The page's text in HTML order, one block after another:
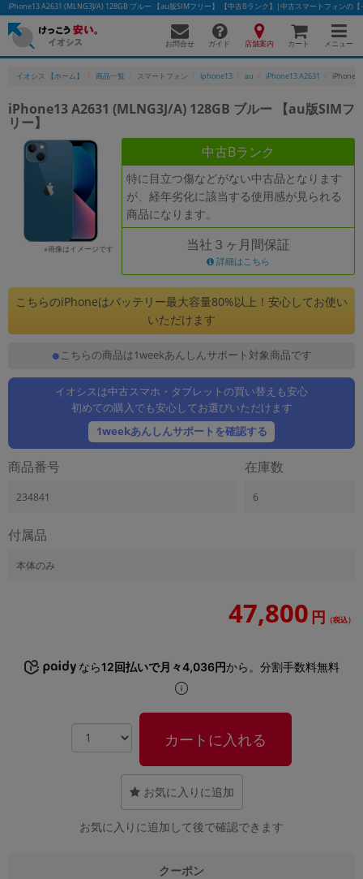
iPhone13 A2631 (MLNG3J/A) 128GB ブルー 【au版SIMフリー】 【中古Bランク】|中古スマートフォンの【
お問合せ ガイド 店舗案内 カート メニュー
イオシス 【ホーム】 商品一覧 スマートフォン iphone13 au iPhone13 A2631
iPhone13 A2631 (MLNG3J/A) 128GB ブルー 【au版SIMフ
リー】
※画像はイメージです
中古Bランク
特に目立つ傷などがない中古品となります
が、経年劣化に該当する使用感が見られる
商品になります。
当社３ヶ月間保証
詳細はこちら
こちらのiPhoneはバッテリー最大容量80%以上！安心してお使い
いただけます
こちらの商品は1weekあんしんサポート対象商品です
イオシスは中古スマホ・タブレットの買い替えも安心
初めての購入でも安心してお選びいただけます
1weekあんしんサポートを確認する
商品番号
234841
在庫数
6
付属品
本体のみ
47,800 円 （税込）
なら12回払いで月々4,036円から。分割手数料無料
カートに入れる
お気に入りに追加
お気に入りに追加して後で確認できます
クーポン
フリーワード
人気の検索ワード： Let's note
「スマートフォン」「タブレット」など
シリーズ
商品シリーズ名・ブランド名の絞り込み。
メーカー
製造、販売メーカーの絞り込み
「Apple」「SONY」「SHARP」など
商品の搭載機能による絞り込み
ドライブの絞り込み
ランク
OS
~
~